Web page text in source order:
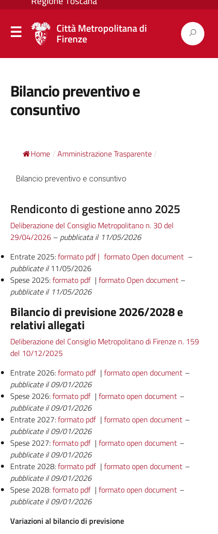
Città Metropolitana di
Firenze
Bilancio preventivo e
consuntivo
Home / Amministrazione Trasparente /
Bilancio preventivo e consuntivo
Rendiconto di gestione anno 2025
Deliberazione del Consiglio Metropolitano n. 30 del
29/04/2026– pubblicata il 11/05/2026
Entrate 2025:formato pdf | formato Open document–
pubblicate il11/05/2026
Spese 2025:formato pdf | formato Open document–
pubblicate il 11/05/2026
Bilancio di previsione 2026/2028 e
relativi allegati
Deliberazione del Consiglio Metropolitano di Firenze n. 159
del 10/12/2025
Entrate 2026:formato pdf | formato open document –
pubblicate il 09/01/2026
Spese 2026:formato pdf | formato open document –
pubblicate il 09/01/2026
Entrate 2027:formato pdf | formato open document –
pubblicate il 09/01/2026
Spese 2027:formato pdf | formato open document –
pubblicate il 09/01/2026
Entrate 2028:formato pdf | formato open document –
pubblicate il 09/01/2026
Spese 2028:formato pdf | formato open document –
pubblicate il 09/01/2026
Variazioni al bilancio di previsione